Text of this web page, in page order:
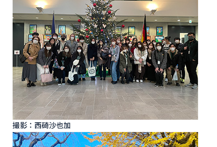
撮影：西碕沙也加